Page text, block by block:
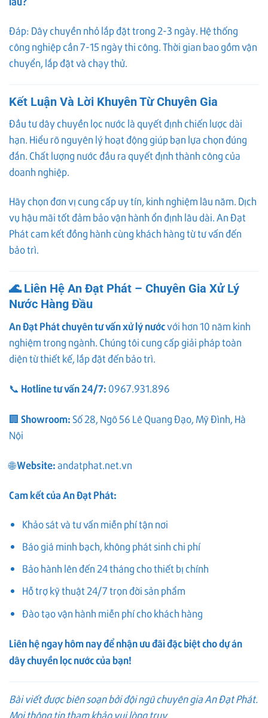
Đáp: Dây chuyền nhỏ lắp đặt trong 2-3 ngày. Hệ thống
công nghiệp cần 7-15 ngày thi công. Thời gian bao gồm vận
chuyển, lắp đặt và chạy thử.
Kết Luận Và Lời Khuyên Từ Chuyên Gia
Đầu tư dây chuyền lọc nước là quyết định chiến lược dài
hạn. Hiểu rõ nguyên lý hoạt động giúp bạn lựa chọn đúng
đắn. Chất lượng nước đầu ra quyết định thành công của
doanh nghiệp.
Hãy chọn đơn vị cung cấp uy tín, kinh nghiệm lâu năm. Dịch
vụ hậu mãi tốt đảm bảo vận hành ổn định lâu dài. An Đạt
Phát cam kết đồng hành cùng khách hàng từ tư vấn đến
bảo trì.
🌊 Liên Hệ An Đạt Phát – Chuyên Gia Xử Lý
Nước Hàng Đầu
An Đạt Phát chuyên tư vấn xử lý nướcvới hơn 10 năm kinh
nghiệm trong ngành. Chúng tôi cung cấp giải pháp toàn
diện từ thiết kế, lắp đặt đến bảo trì.
📞 Hotline tư vấn 24/7: 0967.931.896
🏢 Showroom: Số 28, Ngõ 56 Lê Quang Đạo, Mỹ Đình, Hà
Nội
🌐Website:andatphat.net.vn
Cam kết của An Đạt Phát:
Khảo sát và tư vấn miễn phí tận nơi
Báo giá minh bạch, không phát sinh chi phí
Bảo hành lên đến 24 tháng cho thiết bị chính
Hỗ trợ kỹ thuật 24/7 trọn đời sản phẩm
Đào tạo vận hành miễn phí cho khách hàng
Liên hệ ngay hôm nay để nhận ưu đãi đặc biệt cho dự án
dây chuyền lọc nước của bạn!
Bài viết được biên soạn bởi đội ngũ chuyên gia An Đạt Phát.
Mọi thông tin tham khảo vui lòng truy